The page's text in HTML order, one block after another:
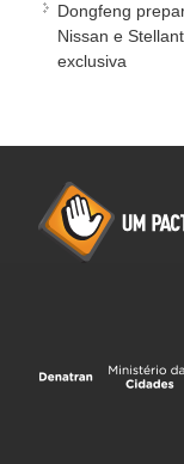
Dongfeng
Nissan e
exclusiva